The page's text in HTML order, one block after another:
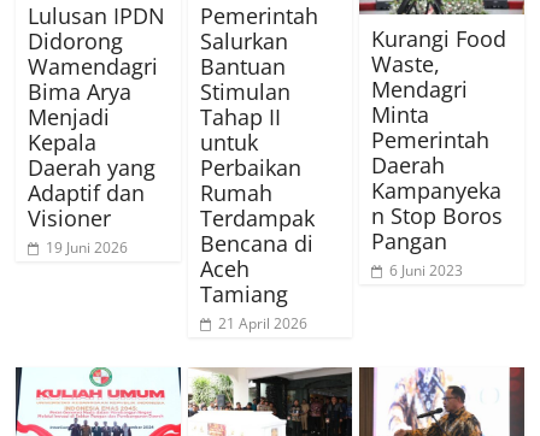
Lulusan IPDN
Didorong
Wamendagri
Bima Arya
Menjadi
Kepala
Daerah yang
Adaptif dan
Visioner
19 Juni 2026
Pemerintah
Salurkan
Bantuan
Stimulan
Tahap II
untuk
Perbaikan
Rumah
Terdampak
Bencana di
Aceh
Tamiang
21 April 2026
Kurangi Food
Waste,
Mendagri
Minta
Pemerintah
Daerah
Kampanyeka
n Stop Boros
Pangan
6 Juni 2023